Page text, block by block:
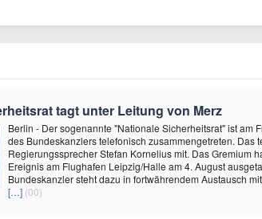
tagt unter Leitung von Merz
Berlin - Der sogenannte "Nationale Sicherheitsrat" ist am
des Bundeskanzlers telefonisch zusammengetreten. Das
Regierungssprecher Stefan Kornelius mit. Das Gremium
Ereignis am Flughafen Leipzig/Halle am 4. August
Bundeskanzler steht dazu in fortwährendem Austausch
[…] (00)